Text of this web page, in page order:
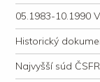
05.1983-10.1990
Historický
Najvyšší súd ČSFR